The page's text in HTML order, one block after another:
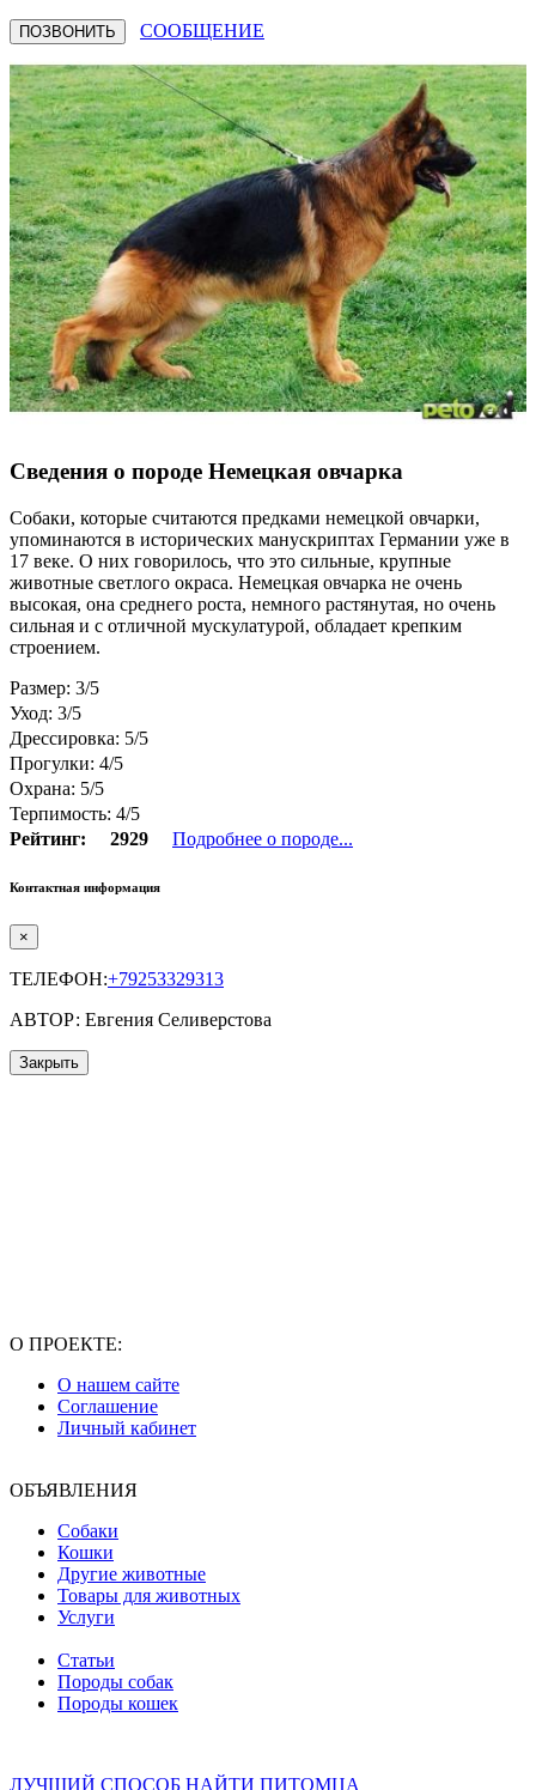
ПОЗВОНИТЬ СООБЩЕНИЕ
Сведения о породе Немецкая овчарка
Собаки, которые считаются предками немецкой овчарки,
упоминаются в исторических манускриптах Германии уже в
17 веке. О них говорилось, что это сильные, крупные
животные светлого окраса. Немецкая овчарка не очень
высокая, она среднего роста, немного растянутая, но очень
сильная и с отличной мускулатурой, обладает крепким
строением.
Размер: 3/5
Уход: 3/5
Дрессировка: 5/5
Прогулки: 4/5
Охрана: 5/5
Терпимость: 4/5
Рейтинг:
2929 Подробнее о породе...
Контактная информация
×
ТЕЛЕФОН:+79253329313
АВТОР: Евгения Селиверстова
Закрыть
О ПРОЕКТЕ:
О нашем сайте
Соглашение
Личный кабинет
ОБЪЯВЛЕНИЯ
Собаки
Кошки
Другие животные
Товары для животных
Услуги
Статьи
Породы собак
Породы кошек
ЛУЧШИЙ СПОСОБ НАЙТИ ПИТОМЦА